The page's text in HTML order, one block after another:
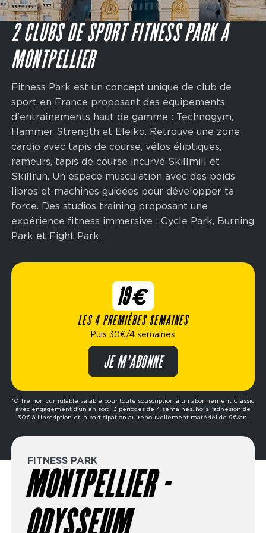
navigation
CTA
JE M'INSCRIS
2 CLUBS DE SPORT FITNESS PARK À
MONTPELLIER
Fitness Park est un concept unique de club de
sport en France proposant des équipements
d'entraînements haut de gamme : Technogym,
Hammer Strength et Eleiko. Retrouve une zone
cardio avec tapis de course, vélos éliptiques,
rameurs, tapis de course incurvé Skillmill et
Skillrun. Un espace musculation avec des poids
libres et machines guidées pour développer ta
force. Des studios training proposant une
expérience fitness immersive : Cycle Park, Burning
Park et Fight Park.
19€
LES 4 PREMIÈRES SEMAINES
Puis 30€/4 semaines
JE M'ABONNE
*Offre non cumulable valable pour toute souscription à un abonnement Classic
avec engagement d'un an soit 13 périodes de 4 semaines. hors l'adhésion de
30€ à l'inscription et la participation au renouvellement matériel de 9€/an.
FITNESS PARK
MONTPELLIER -